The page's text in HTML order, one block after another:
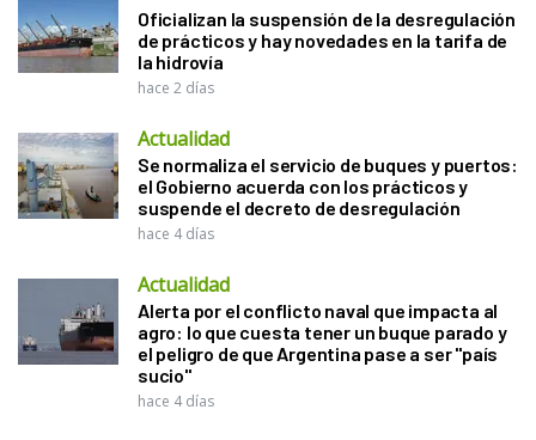
Oficializan la suspensión de la desregulación
de prácticos y hay novedades en la tarifa de
la hidrovía
hace 2 días
Actualidad
Se normaliza el servicio de buques y puertos:
el Gobierno acuerda con los prácticos y
suspende el decreto de desregulación
hace 4 días
Actualidad
Alerta por el conflicto naval que impacta al
agro: lo que cuesta tener un buque parado y
el peligro de que Argentina pase a ser "país
sucio"
hace 4 días